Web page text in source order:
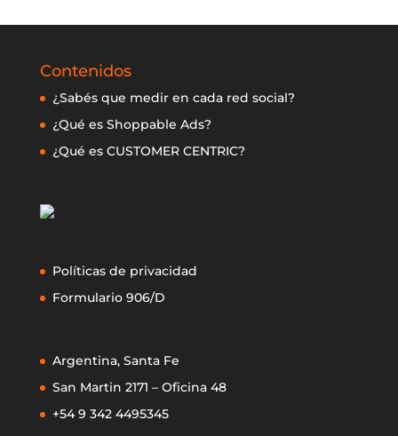
Contenidos
¿Sabés que medir en cada red social?
¿Qué es Shoppable Ads?
¿Qué es CUSTOMER CENTRIC?
Políticas de privacidad
Formulario 906/D
Argentina, Santa Fe
San Martin 2171 – Oficina 48
+54 9 342 4495345